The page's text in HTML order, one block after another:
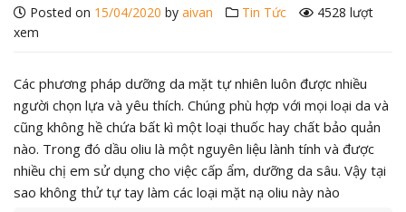
Posted on 15/04/2020 by aivan Tin Tức
4528 lượt
xem
Các phương pháp dưỡng da mặt tự nhiên luôn được nhiều
người chọn lựa và yêu thích. Chúng phù hợp với mọi loại da và
cũng không hề chứa bất kì một loại thuốc hay chất bảo quản
nào. Trong đó dầu oliu là một nguyên liệu lành tính và được
nhiều chị em sử dụng cho việc cấp ẩm, dưỡng da sâu. Vậy tại
sao không thử tự tay làm các loại mặt nạ oliu này nào